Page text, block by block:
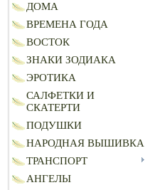
ДОМА
ВРЕМЕНА ГОДА
ВОСТОК
ЗНАКИ ЗОДИАКА
ЭРОТИКА
САЛФЕТКИ И
СКАТЕРТИ
ПОДУШКИ
НАРОДНАЯ ВЫШИВКА
ТРАНСПОРТ
АНГЕЛЫ